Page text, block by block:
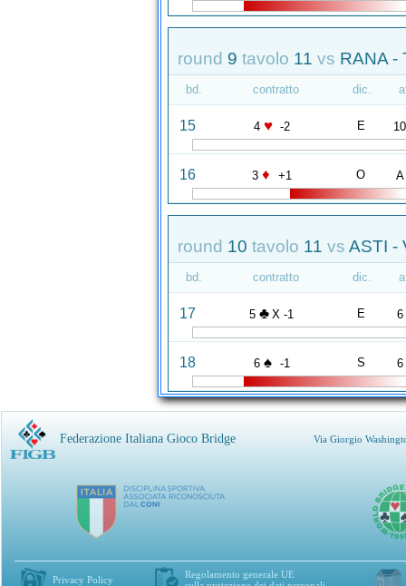
round 9 tavolo 11 vs RANA -
bd. contratto dic.
15 4 ♥ -2 E 10
16 3 ♦ +1 O A
round 10 tavolo 11 vs ASTI -
bd. contratto dic.
17 5 ♣ X -1 E 6
18 6 ♠ -1 S 6
Federazione Italiana Gioco Bridge Via Giorgio
Privacy Policy
Regolamento generale UE